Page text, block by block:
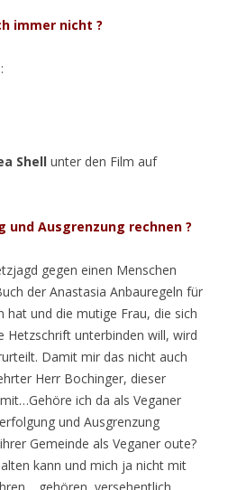
immer nicht ?
Shell unter den Film auf
und Ausgrenzung rechnen ?
gegen einen Menschen
der Anastasia Anbauregeln für
hat und die mutige Frau, die sich
Hetzschrift unterbinden will, wird
Damit mir das nicht auch
Herr Bochinger, dieser
ich da als Veganer
und Ausgrenzung
Gemeinde als Veganer oute?
kann und mich ja nicht mit
…gehören, versehentlich